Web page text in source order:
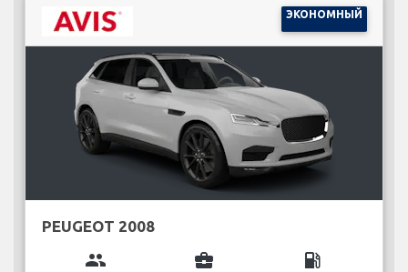
ЭКОНОМНЫЙ
PEUGEOT 2008
group business_center local_gas_station